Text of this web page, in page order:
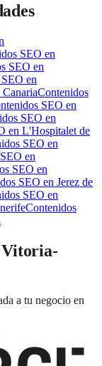
SEO en
SEO en
en
Contenidos
SEO en
SEO en
en L'Hospitalet de
SEO en
en
SEO en
SEO en Jerez de
SEO en
Contenidos
Vitoria-
a tu negocio en